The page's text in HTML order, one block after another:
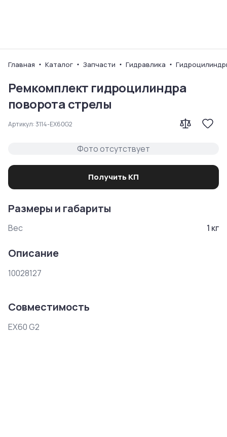
Главная Каталог Запчасти Гидравлика
Ремкомплект гидроцилиндра
поворота стрелы
Артикул:3114-EX60G2
Фото отсутствует
Получить КП
Размеры и габариты
Вес 1 кг
Описание
10028127
Совместимость
EX60 G2